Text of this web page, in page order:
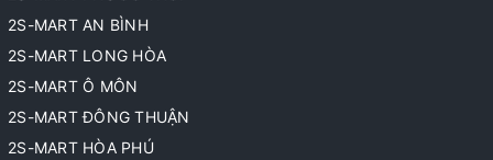
2S-MART AN BÌNH
2S-MART LONG HÒA
2S-MART Ô MÔN
2S-MART ĐÔNG THUẬN
2S-MART HÒA PHÚ